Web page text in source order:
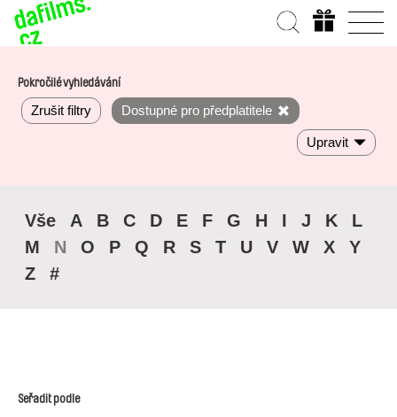
Pokročilé vyhledávání
Zrušit filtry Dostupné pro předplatitele
Upravit
Vše A B C D E F G H I J K
L
M
N O P Q R S T U V W X
Y
Z
#
Seřadit podle